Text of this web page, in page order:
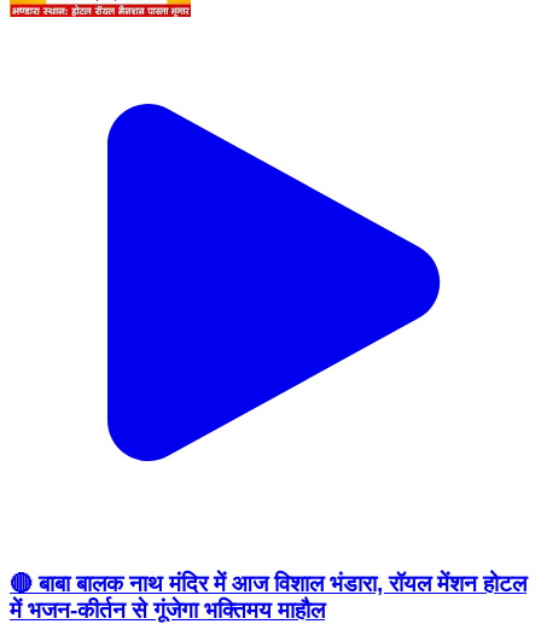
🔴 बाबा बालक नाथ मंदिर में आज विशाल भंडारा, रॉयल मेंशन होटल
में भजन-कीर्तन से गूंजेगा भक्तिमय माहौल